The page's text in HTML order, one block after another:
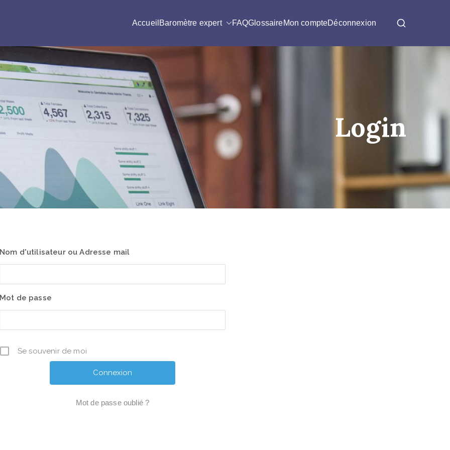
Accueil Baromètre expert FAQGlossaireMon compteDéconnexion
Login
Nom d'utilisateur ou Adresse mail
Mot de passe
Se souvenir de moi
Mot de passe oublié ?